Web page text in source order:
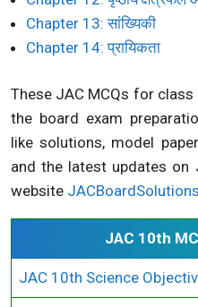
Chapter 13: सांख्यिकी
Chapter 14: प्रायिकता
These JAC MCQs for
the board exam
like solutions, model
and the latest updates on
website
JAC 10th
JAC 10th Science